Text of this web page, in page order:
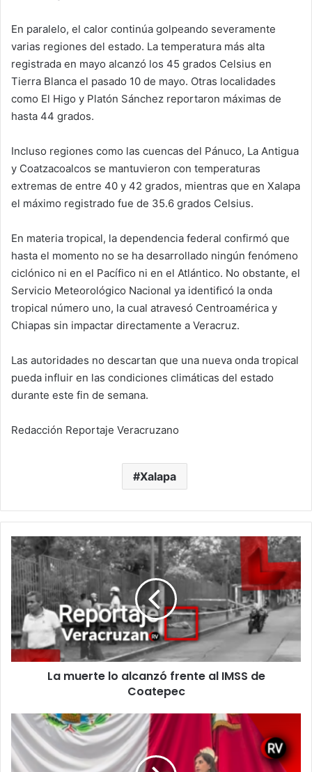
En paralelo, el calor continúa golpeando severamente
varias regiones del estado. La temperatura más alta
registrada en mayo alcanzó los 45 grados Celsius en
Tierra Blanca el pasado 10 de mayo. Otras localidades
como El Higo y Platón Sánchez reportaron máximas de
hasta 44 grados.
Incluso regiones como las cuencas del Pánuco, La Antigua
y Coatzacoalcos se mantuvieron con temperaturas
extremas de entre 40 y 42 grados, mientras que en Xalapa
el máximo registrado fue de 35.6 grados Celsius.
En materia tropical, la dependencia federal confirmó que
hasta el momento no se ha desarrollado ningún fenómeno
ciclónico ni en el Pacífico ni en el Atlántico. No obstante, el
Servicio Meteorológico Nacional ya identificó la onda
tropical número uno, la cual atravesó Centroamérica y
Chiapas sin impactar directamente a Veracruz.
Las autoridades no descartan que una nueva onda tropical
pueda influir en las condiciones climáticas del estado
durante este fin de semana.
Redacción Reportaje Veracruzano
Xalapa
La
muerte
alcanzó
frente
al
IMSS
de
Coatepec
La muerte lo alcanzó frente al IMSS de
Coatepec
Feminicidios
sacuden
Veracruz;
exigen